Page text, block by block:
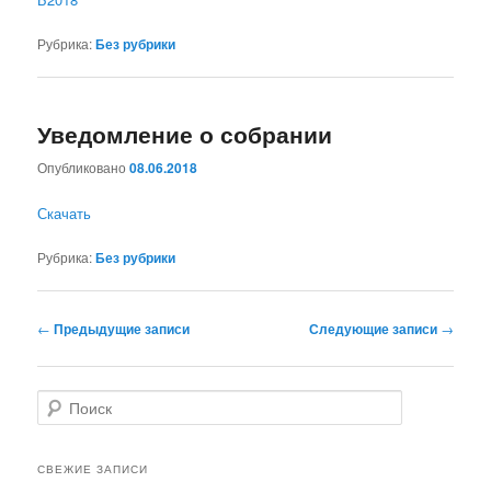
Рубрика:Без рубрики
Уведомление о собрании
Опубликовано08.06.2018
Скачать
Рубрика:Без рубрики
Навигация по записям
← Предыдущие записи Следующие записи →
Поиск
СВЕЖИЕ ЗАПИСИ